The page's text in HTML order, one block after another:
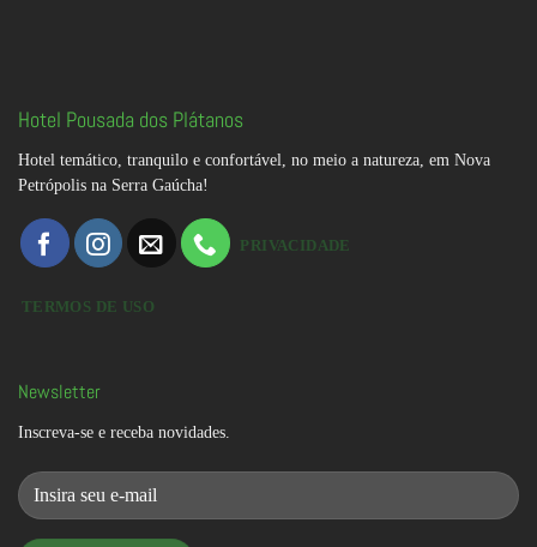
Hotel Pousada dos Plátanos
Hotel temático, tranquilo e confortável, no meio a natureza, em Nova
Petrópolis na Serra Gaúcha!
PRIVACIDADE
TERMOS DE USO
Newsletter
Inscreva-se e receba novidades.